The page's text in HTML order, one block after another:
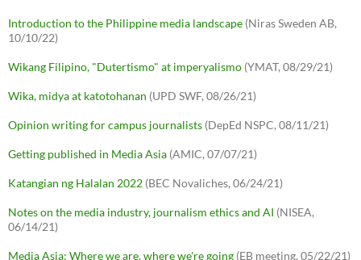
Introduction to the Philippine media landscape (Niras Sweden AB,
10/10/22)
Wikang Filipino, "Dutertismo" at imperyalismo (YMAT, 08/29/21)
Wika, midya at katotohanan (UPD SWF, 08/26/21)
Opinion writing for campus journalists (DepEd NSPC, 08/11/21)
Getting published in Media Asia (AMIC, 07/07/21)
Katangian ng Halalan 2022 (BEC Novaliches, 06/24/21)
Notes on the media industry, journalism ethics and AI (NISEA,
06/14/21)
Media Asia: Where we are, where we're going (EB meeting, 05/22/21)